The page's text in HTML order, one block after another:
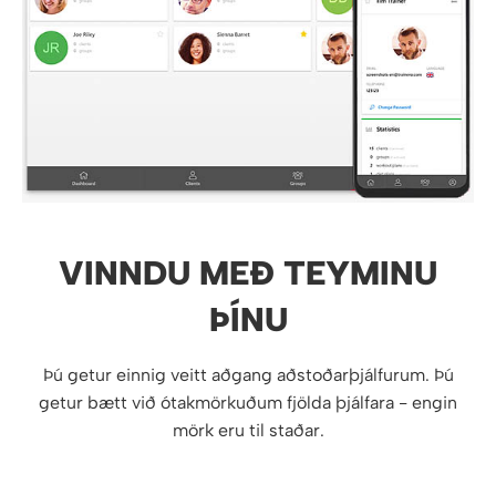
VINNDU MEÐ TEYMINU
ÞÍNU
Þú getur einnig veitt aðgang aðstoðarþjálfurum. Þú
getur bætt við ótakmörkuðum fjölda þjálfara - engin
mörk eru til staðar.